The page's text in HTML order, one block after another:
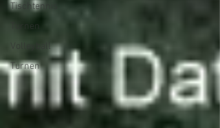
Tischtennis
Turnen
Volleyball
Turnen